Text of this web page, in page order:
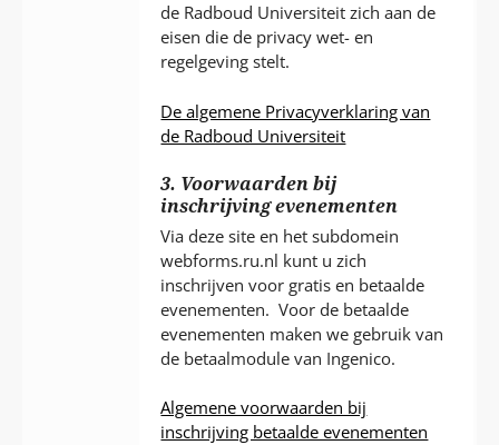
de Radboud Universiteit zich aan de
eisen die de privacy wet- en
regelgeving stelt.
De algemene Privacyverklaring van
de Radboud Universiteit
3. Voorwaarden bij
inschrijving evenementen
Via deze site en het subdomein
webforms.ru.nl kunt u zich
inschrijven voor gratis en betaalde
evenementen. Voor de betaalde
evenementen maken we gebruik van
de betaalmodule van Ingenico.
Algemene voorwaarden bij
inschrijving betaalde evenementen